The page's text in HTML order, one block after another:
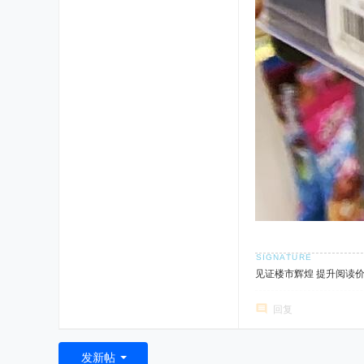
见证楼市辉煌 提升阅读
回复
发新帖